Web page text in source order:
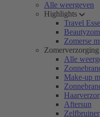
Alle weergeven
Highlights
Travel
Zomerse
Alle
Make-up
Aftersun
Zelfbruiner